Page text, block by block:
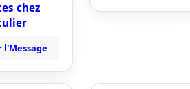
chez
l'Message